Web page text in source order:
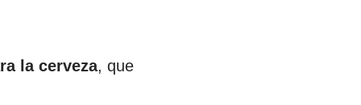
la cerveza, que